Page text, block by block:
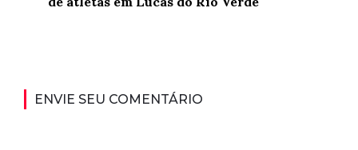
ENVIE SEU COMENTÁRIO